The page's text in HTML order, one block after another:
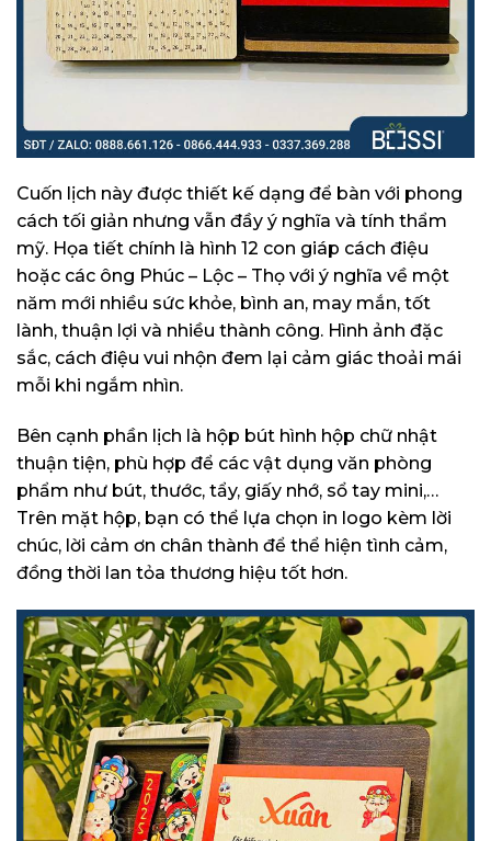
Cuốn lịch này được thiết kế dạng để bàn với phong
cách tối giản nhưng vẫn đầy ý nghĩa và tính thẩm
mỹ. Họa tiết chính là hình 12 con giáp cách điệu
hoặc các ông Phúc – Lộc – Thọ với ý nghĩa về một
năm mới nhiều sức khỏe, bình an, may mắn, tốt
lành, thuận lợi và nhiều thành công. Hình ảnh đặc
sắc, cách điệu vui nhộn đem lại cảm giác thoải mái
mỗi khi ngắm nhìn.
Bên cạnh phần lịch là hộp bút hình hộp chữ nhật
thuận tiện, phù hợp để các vật dụng văn phòng
phẩm như bút, thước, tẩy, giấy nhớ, sổ tay mini,…
Trên mặt hộp, bạn có thể lựa chọn in logo kèm lời
chúc, lời cảm ơn chân thành để thể hiện tình cảm,
đồng thời lan tỏa thương hiệu tốt hơn.